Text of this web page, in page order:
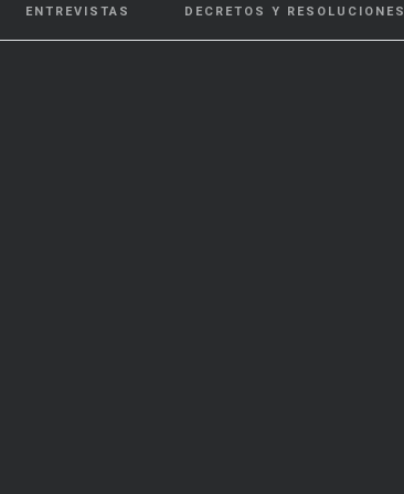
ENTREVISTAS DECRETOS Y RESOLUCIONES